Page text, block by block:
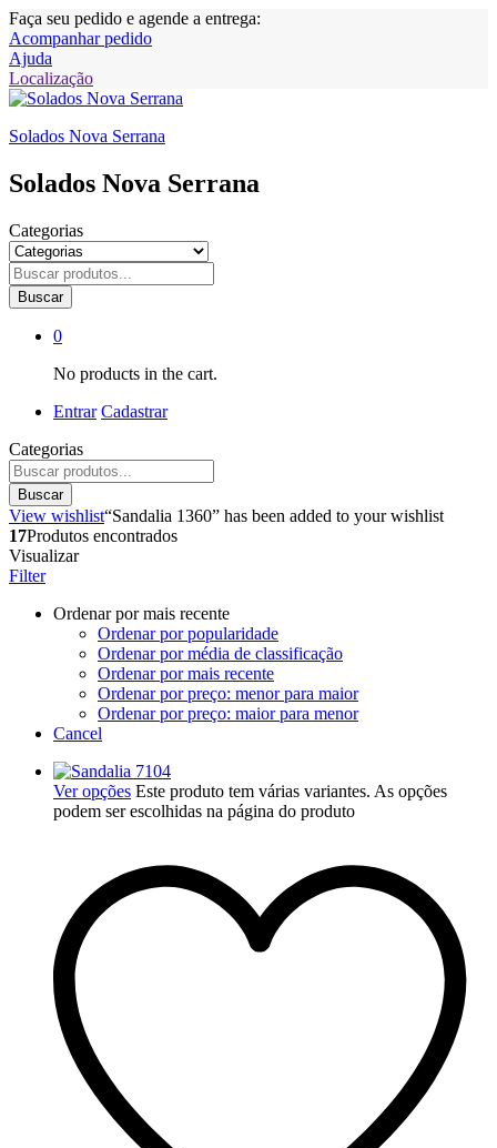
Faça seu pedido e agende a entrega:
Acompanhar pedido
Ajuda
Localização
Solados Nova Serrana
Solados Nova Serrana
Categorias
Buscar
0
No products in the cart.
Entrar Cadastrar
Categorias
Buscar
View wishlist“Sandalia 1360” has been added to your wishlist
17Produtos encontrados
Visualizar
Filter
Ordenar por mais recente
Ordenar por popularidade
Ordenar por média de classificação
Ordenar por mais recente
Ordenar por preço: menor para maior
Ordenar por preço: maior para menor
Cancel
Ver opções Este produto tem várias variantes. As opções
podem ser escolhidas na página do produto